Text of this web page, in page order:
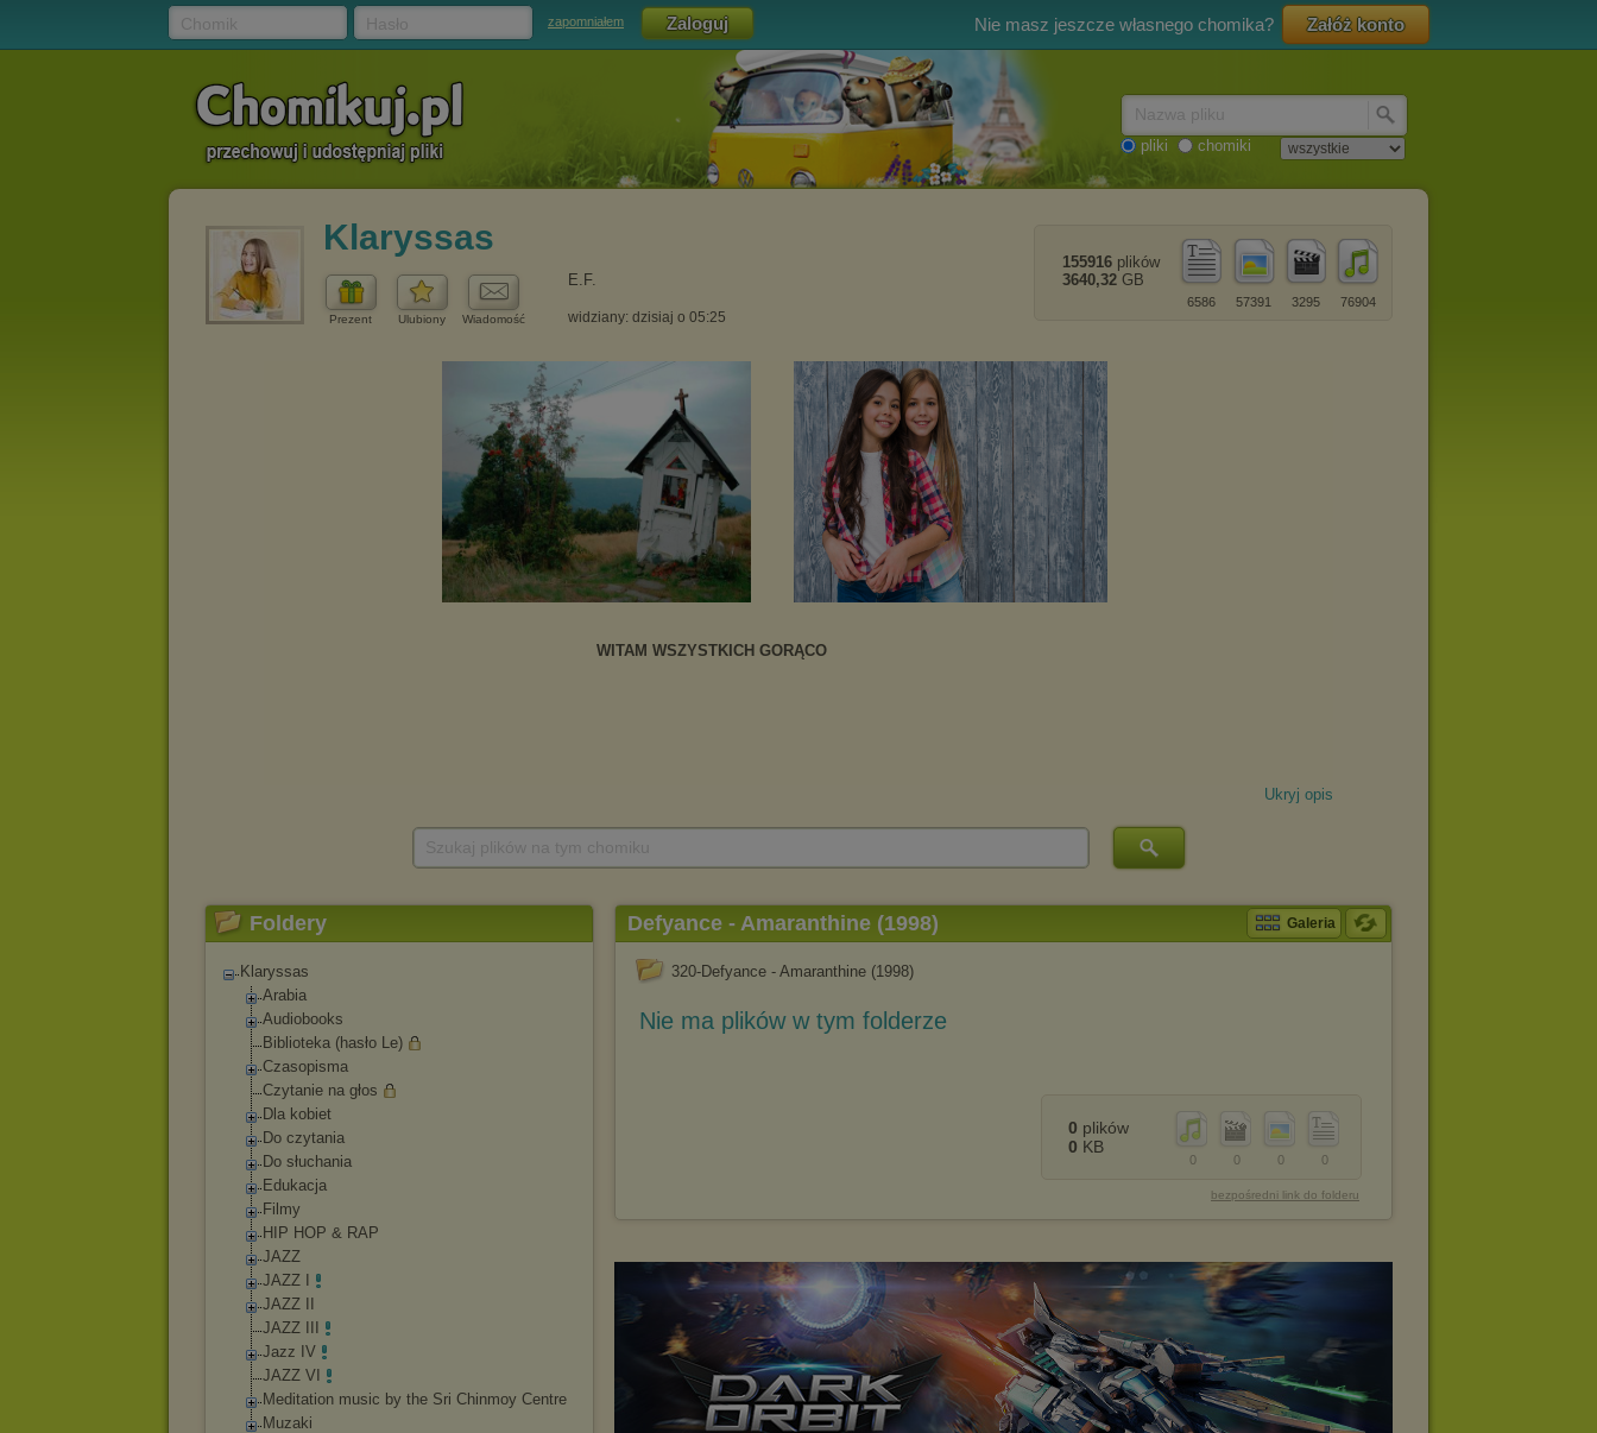
zapomniałem Nie masz jeszcze własnego chomika? Załóż konto
pliki chomiki
Klaryssas
Prezent Ulubiony Wiadomość
E.F.
widziany: dzisiaj o 05:25
76904
3295
57391
6586
155916 plików
3640,32 GB
Ukryj opis
Foldery
Klaryssas
Arabia
Audiobooks
Biblioteka (hasło Le)
Czasopisma
Czytanie na głos
Dla kobiet
Do czytania
Do słuchania
Edukacja
Filmy
HIP HOP & RAP
JAZZ
JAZZ I
JAZZ II
JAZZ III
Jazz IV
JAZZ VI
Meditation music by the Sri Chinmoy Centre
Muzaki
Defyance - Amaranthine (1998) Galeria
320-Defyance - Amaranthine (1998)
Nie ma plików w tym folderze
0
0
0
0
0 plików
0 KB
bezpośredni link do folderu